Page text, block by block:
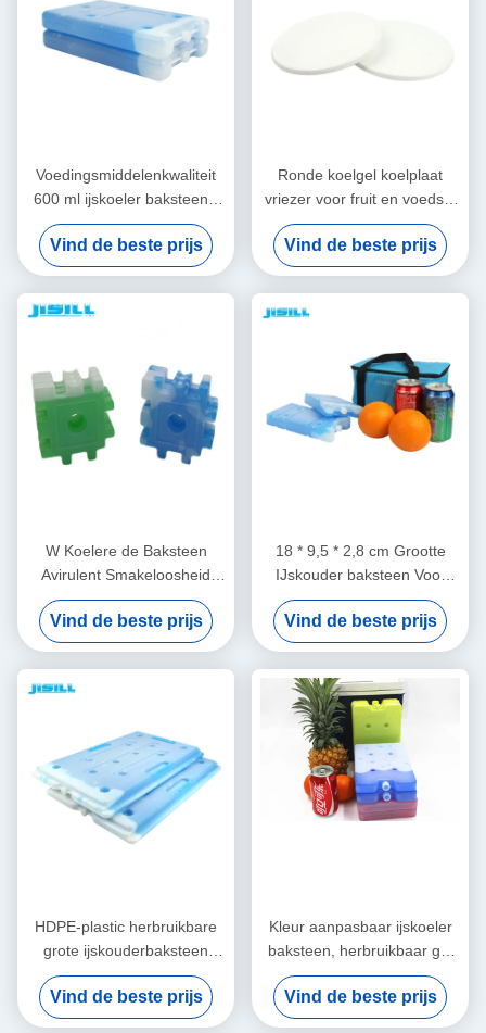
Voedingsmiddelenkwaliteit
600 ml ijskoeler baksteen -
niet-kaustisch Voor transport
in koude keten Voor voedsel
bevroren
Vind de beste prijs
Ronde koelgel koelplaat
vriezer voor fruit en voedsel
vers, 860 ml inhoud voor
voedsel bevroren
Vind de beste prijs
W Koelere de Baksteen
Avirulent Smakeloosheid
PCM van het Raadselijs
binnen Materiaal voor
Bevroren Voedseldranken
Vind de beste prijs
18 * 9,5 * 2,8 cm Grootte
IJskouder baksteen Voor
isolatie Koeler dozen met
verschillende kleuren Voor
voedsel bevroren
Vind de beste prijs
HDPE-plastic herbruikbare
grote ijskouderbaksteen
Voor transport in koude
keten Voor voedsel bevroren
Vind de beste prijs
Kleur aanpasbaar ijskoeler
baksteen, herbruikbaar gel
koelplaat voor ijs voor
voedsel bevroren
Vind de beste prijs